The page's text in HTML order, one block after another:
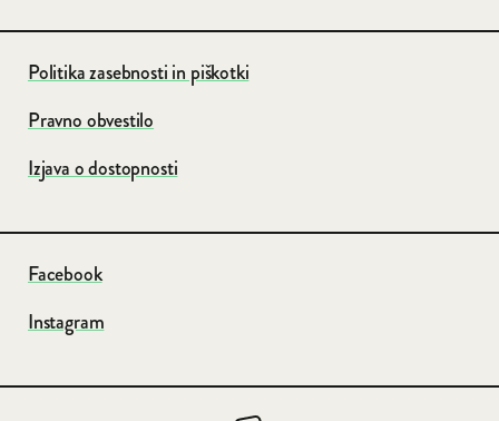
Politika zasebnosti in piškotki
Pravno obvestilo
Izjava o dostopnosti
Facebook
Instagram